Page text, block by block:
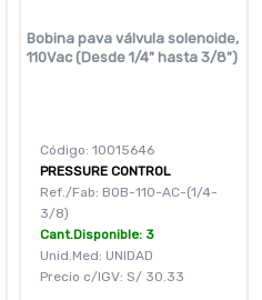
Bobina pava válvula solenoide,
110Vac (Desde 1/4" hasta 3/8")
Código: 10015646
PRESSURE CONTROL
Ref./Fab: BOB-110-AC-(1/4-
3/8)
Cant.Disponible: 3
Unid.Med: UNIDAD
Precio c/IGV: S/ 30.33